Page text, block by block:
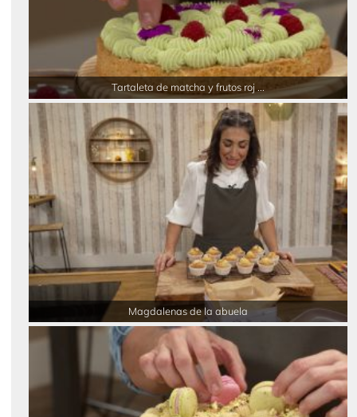
Tartaleta de matcha y frutos roj ...
Magdalenas de la abuela